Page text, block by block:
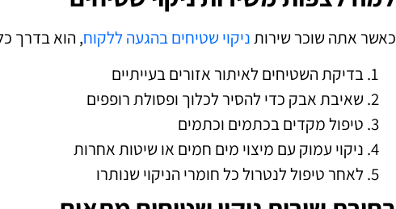
כאשר אתה שוכר שירותניקוי שטיחים בהגעה ללקוח, הוא בדרך
בדיקת השטיחים לאיתור אזורים בעייתיים
שאיבת אבק כדי להסיר לכלוך ופסולת רופפים
טיפול מקדים בכתמים וכתמים
ניקוי עמוק עם מיצוי מים חמים או שיטות אחרות
לאחר טיפול לנטרול כל חומרי הניקוי שנותרו